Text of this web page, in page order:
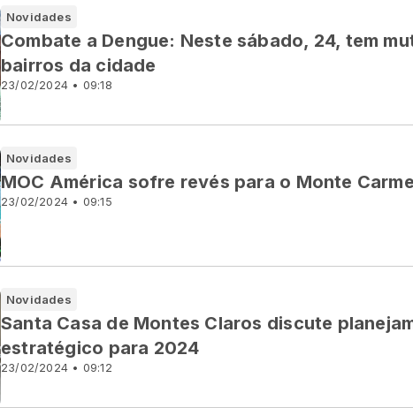
Novidades
23/02/2024 • 09:18
Combate a Dengue: Neste sábado, 24, tem
bairros da cidade
Novidades
23/02/2024 • 09:15
MOC América sofre revés para o Monte
Novidades
23/02/2024 • 09:12
Santa Casa de Montes Claros discute
estratégico para 2024